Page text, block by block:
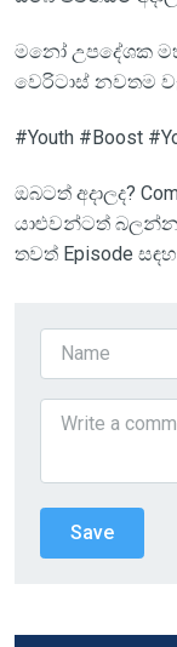
මනෝ උපදේශක
වෙරිටාස් නවතම
#Youth #Boost
ඔබටත් අදාලද?
යාළුවන්ටත් බලන්න
තවත් Episode